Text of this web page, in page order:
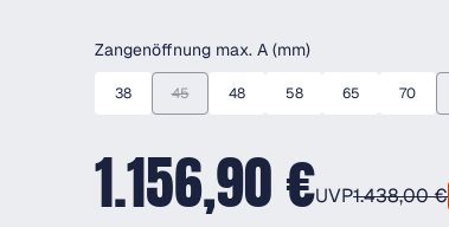
Zangenöffnung max. A (mm)auswählen
38 45(Diese Option ist zurzeit nicht verfügbar.)
48 58 65 70
1.156,90 €UVP1.438,00 €